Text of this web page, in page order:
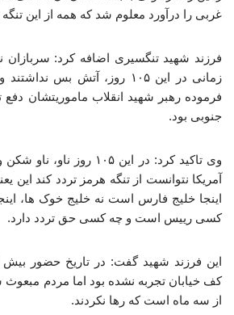
غربی را درآورد معلوم شد که همه از این
فرزند شهید تنگسیری اضافه کرد: سربازان
زمانی در این ۱۰۵ روز، آتش بس
فرموده رهبر شهید انقلاب ماموریتشان دفع
جنوبی بود.
وی تاکید کرد: در این ۱۰۵
آمریکا نتوانست از تنگه هرمز تردد کند این
اینجا خلیج فارس است نه خلیج خوک ها،
کسی رییس است و چه کسی حق تردد دارد.
این فرزند شهید گفت: در تاریخ حضور
کف خیابان تجربه نشده بود اما مردم
از سه ماه است که رها نکردند.